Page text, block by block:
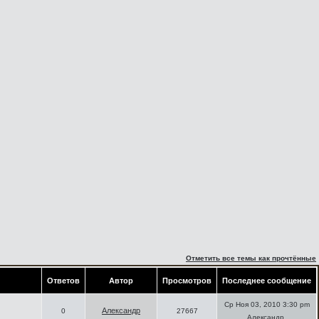
Отметить все темы как прочтённые
Ответов Автор Просмотров Последнее сообщение
0 Александр 27667
Ср Ноя 03, 2010 3:30 pm
Александр